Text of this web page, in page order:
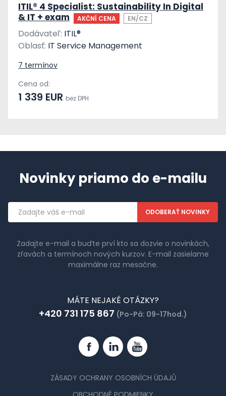
ITIL® 4 Specialist: Sustainability In Digital
& IT + exam
AKČNÍ CENA EN/CZ
Dodávateľ: ITIL®
Oblasť: IT Service Management
7 termínov
Cena od:
1 339 EUR bez DPH
Novinky priamo do e-mailu
Emailová
adresa
Zadajte e-mail a buďte prví kto sa dozvie o novinkách,
zľavách a termínoch nových kurzov. E-mail zasielame
maximálne raz mesačne.
MÁTE NEJAKÉ OTÁZKY?
+420 731 175 867 (Po-Pá: 09-17hod.)
FacebookLinkedinYouTube
ZÁSADY OCHRANY OSOBNÍCH ÚDAJŮ